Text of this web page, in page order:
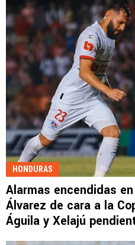
HONDURAS
Alarmas encendidas
Álvarez de cara a la
Águila y Xelajú